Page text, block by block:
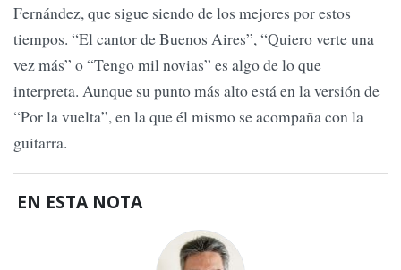
Fernández, que sigue siendo de los mejores por estos
tiempos. “El cantor de Buenos Aires”, “Quiero verte una
vez más” o “Tengo mil novias” es algo de lo que
interpreta. Aunque su punto más alto está en la versión de
“Por la vuelta”, en la que él mismo se acompaña con la
guitarra.
EN ESTA NOTA